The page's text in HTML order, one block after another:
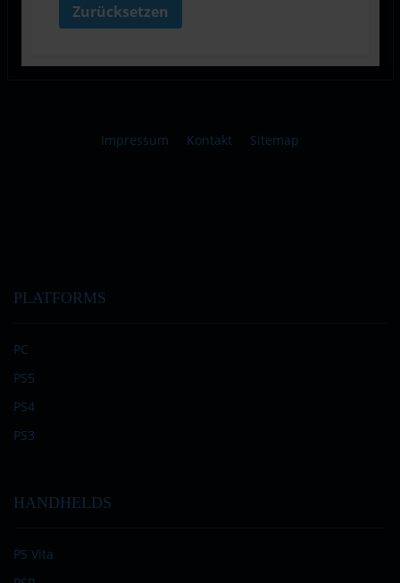
Zurücksetzen
Impressum Kontakt Sitemap
PLATFORMS
PC
PS5
PS4
PS3
HANDHELDS
PS Vita